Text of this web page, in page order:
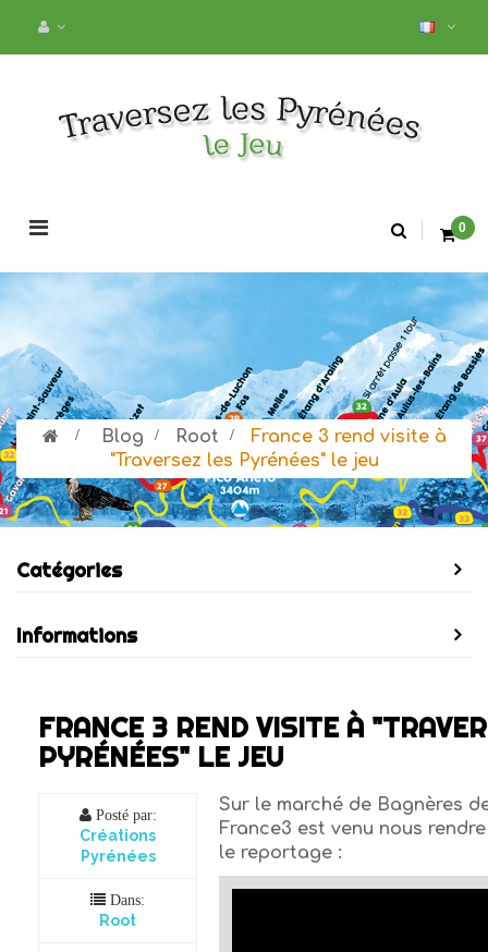
Basculer
navigation
0
> Blog > Root >
France 3 rend visite à
"Traversez les Pyrénées" le jeu
Catégories
Informations
FRANCE 3 REND VISITE À
PYRÉNÉES" LE JEU
Posté par:
Créations
Pyrénées
Dans:
Root
Sur le marché de Bagnères
France3 est venu nous
le reportage :